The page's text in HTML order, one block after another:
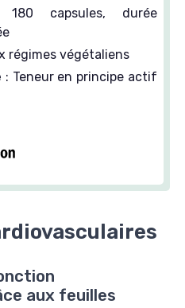
capsules, durée
régimes végétaliens
: Teneur en principe actif
aux feuilles